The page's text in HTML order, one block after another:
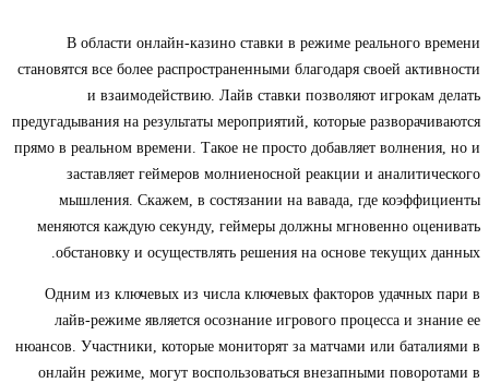
В области онлайн-казино ставки в режиме реального времени
становятся все более распространенными благодаря своей активности
и взаимодействию. Лайв ставки позволяют игрокам делать
предугадывания на результаты мероприятий, которые разворачиваются
прямо в реальном времени. Такое не просто добавляет волнения, но и
заставляет геймеров молниеносной реакции и аналитического
мышления. Скажем, в состязании на вавада, где коэффициенты
меняются каждую секунду, геймеры должны мгновенно оценивать
обстановку и осуществлять решения на основе текущих данных.
Одним из ключевых из числа ключевых факторов удачных пари в
лайв-режиме является осознание игрового процесса и знание ее
нюансов. Участники, которые мониторят за матчами или баталиями в
онлайн режиме, могут воспользоваться внезапными поворотами в